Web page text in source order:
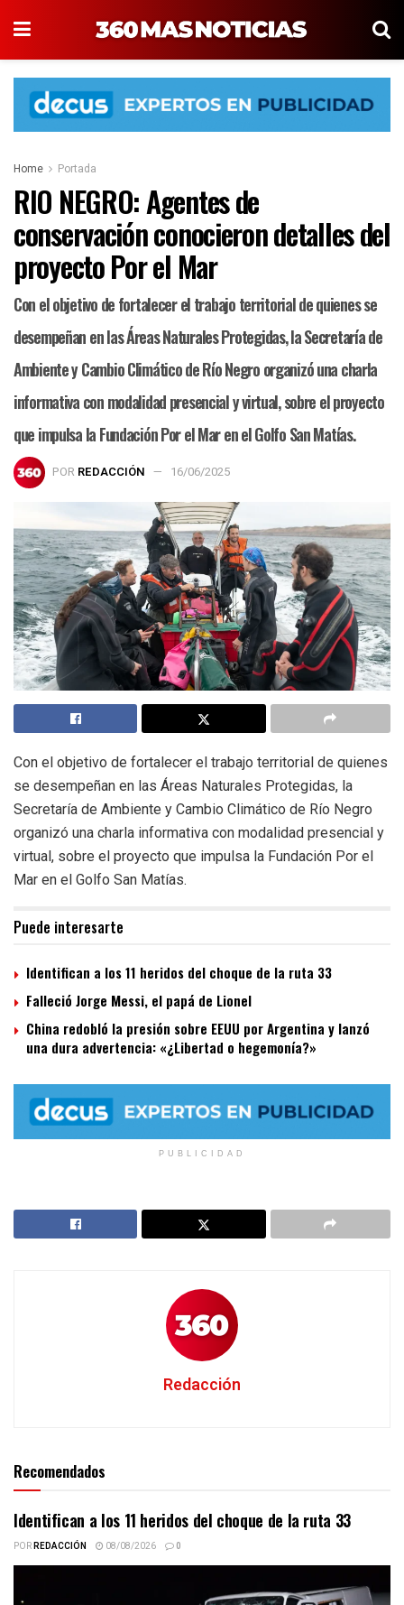
Home Portada
RIO NEGRO: Agentes de
conservación conocieron detalles del
proyecto Por el Mar
Con el objetivo de fortalecer el trabajo territorial de quienes se
desempeñan en las Áreas Naturales Protegidas, la Secretaría de
Ambiente y Cambio Climático de Río Negro organizó una charla
informativa con modalidad presencial y virtual, sobre el proyecto
que impulsa la Fundación Por el Mar en el Golfo San Matías.
POR REDACCIÓN 16/06/2025
Con el objetivo de fortalecer el trabajo territorial de quienes
se desempeñan en las Áreas Naturales Protegidas, la
Secretaría de Ambiente y Cambio Climático de Río Negro
organizó una charla informativa con modalidad presencial y
virtual, sobre el proyecto que impulsa la Fundación Por el
Mar en el Golfo San Matías.
Puede interesarte
Identifican a los 11 heridos del choque de la ruta 33
Falleció Jorge Messi, el papá de Lionel
China redobló la presión sobre EEUU por Argentina y lanzó
una dura advertencia: «¿Libertad o hegemonía?»
PUBLICIDAD
Redacción
Recomendados
Identifican a los 11 heridos del choque de la ruta 33
PORREDACCIÓN 08/08/2026 0